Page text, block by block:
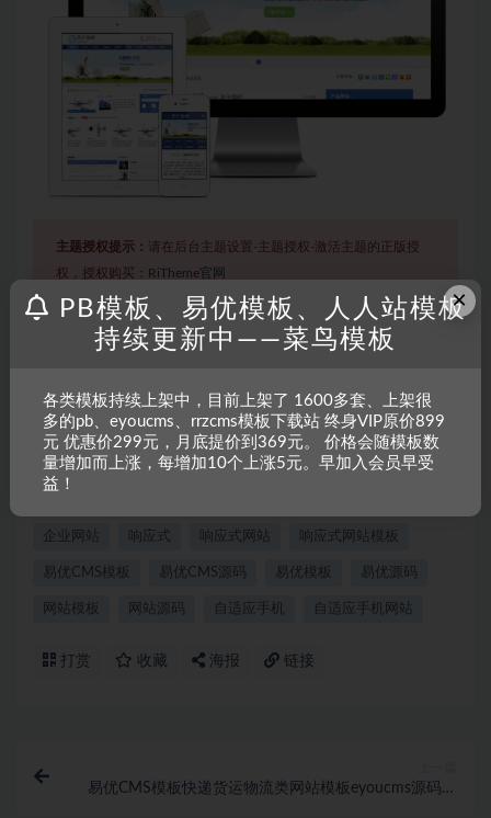
主题授权提示： 请在后台主题设置-主题授权-激活主题的正版授
权，授权购买： RiTheme官网
本站所有文章，如无特殊说明或标注，均为本站原创发
采集、发布本站内容到任何网站、书籍等各类媒体平台。如若本
站内容侵犯了原著者的合法权益，可联系我们进行处理。
企业网站 响应式 响应式网站 响应式网站模板
易优CMS模板 易优CMS源码 易优模板 易优源码
网站模板 网站源码 自适应手机 自适应手机网站
打赏 收藏 海报 链接
易优CMS模板快递货运物流类网站模板eyoucms源码自
×
PB模板、易优模板、人人站模板
持续更新中——菜鸟模板
各类模板持续上架中，目前上架了 1600多套、上架很
多的pb、eyoucms、rrzcms模板下载站 终身VIP原价899
元 优惠价299元，月底提价到369元。 价格会随模板数
量增加而上涨，每增加10个上涨5元。早加入会员早受
益！